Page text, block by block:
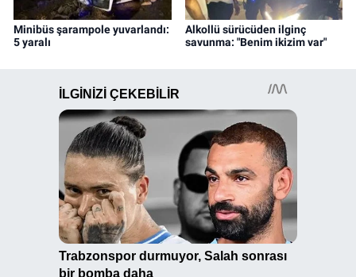
Minibüs şarampole yuvarlandı:
5 yaralı
Alkollü sürücüden ilginç
savunma: "Benim ikizim var"